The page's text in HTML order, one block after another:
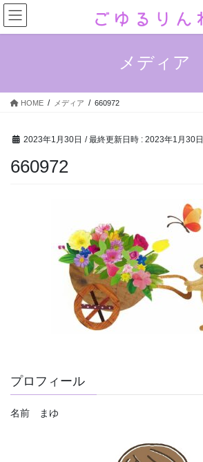
コ
ン
テ
ス
ナ
ビ
ゲ
ン
メディア
HOME メディア 660972
2023年1月30日 / 最終更新日時 : 2023年1月30日
660972
プロフィール
名前 まゆ